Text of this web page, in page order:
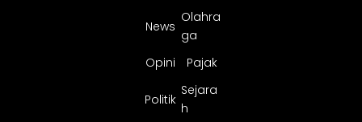
News
Olahra
ga
Opini
Pajak
Politik
Sejara
h